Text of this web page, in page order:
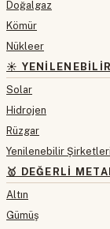
Doğalgaz
Kömür
Nükleer
☀️
Solar
Hidrojen
Rüzgar
Yenilenebilir Şirketleri
🥇 DEĞERLI
Altın
Gümüş